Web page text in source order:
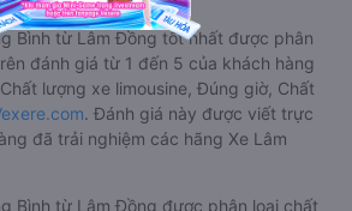
Bình từ Lâm Đồng tốt nhất được phân
đánh giá từ 1 đến 5 của khách hàng
lượng xe limousine, Đúng giờ, Chất
. Đánh giá này được viết trực
đã trải nghiệm các hãng Xe Lâm
Bình từ Lâm Đồng được phân loại chất